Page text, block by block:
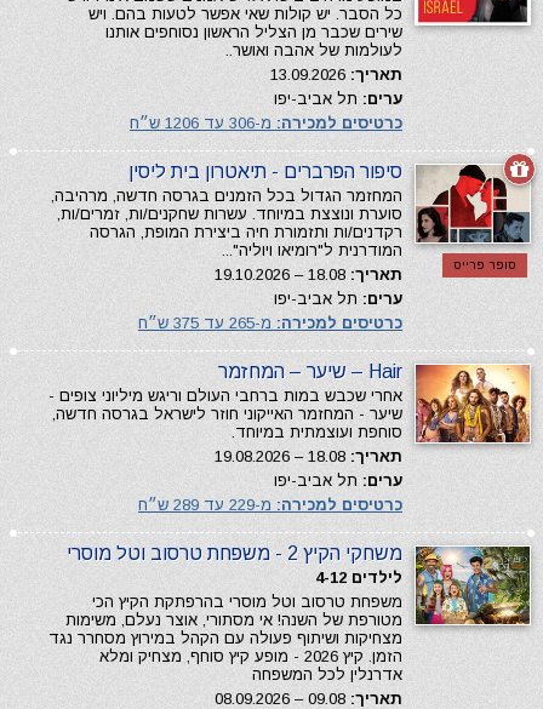
כל הסבר. יש קולות שאי אפשר לטעות בהם. ויש
שירים שכבר מן הצליל הראשון נסוחפים אותנו
לעולמות של אהבה ואושר..
תאריך:
ערים: תל אביב-יפו
כרטיסים למכירה: מ-306 עד 1206 ש״ח
סופר פרייס
סיפור הפרברים - תיאטרון בית ליסין
המחזמר הגדול בכל הזמנים בגרסה חדשה, מרהיבה,
סוערת ונוצצת במיוחד. עשרות שחקנים/ות, זמרים/ות,
רקדנים/ות ותזמורת חיה ביצירת המופת, הגרסה
המודרנית ל"רומיאו ויוליה"...
תאריך:
ערים: תל אביב-יפו
כרטיסים למכירה: מ-265 עד 375 ש״ח
Hair – שיער – המחזמר
אחרי שכבש במות ברחבי העולם וריגש מיליוני צופים -
שיער - המחזמר האייקוני חוזר לישראל בגרסה חדשה,
סוחפת ועוצמתית במיוחד.
תאריך:
ערים: תל אביב-יפו
כרטיסים למכירה: מ-229 עד 289 ש״ח
משחקי הקיץ 2 - משפחת טרסוב וטל מוסרי
לילדים 4-12
משפחת טרסוב וטל מוסרי בהרפתקת הקיץ הכי
מטורפת של השנה! אי מסתורי, אוצר נעלם, משימות
מצחיקות ושיתוף פעולה עם הקהל במירוץ מסחרר נגד
הזמן. קיץ 2026 - מופע קיץ סוחף, מצחיק ומלא
אדרנלין לכל המשפחה
תאריך: